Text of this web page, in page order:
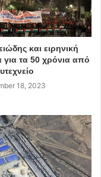
εργαστήρια,
μια ανάσα
της πόλης.
μήνες, δεν
ΕΛ.ΑΣ. να βρίσκει
της ΝΔ
Μανδώνη-Λιγνάδη
και ειρηνική
για τα 50 χρόνια από
18, 2023